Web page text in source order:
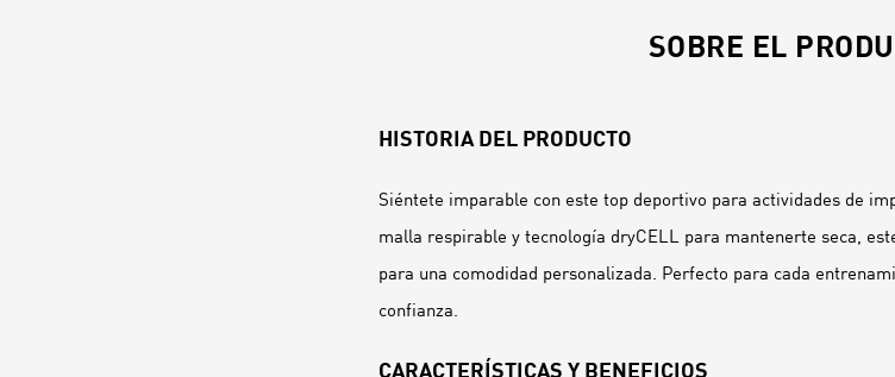
SOBRE EL
HISTORIA DEL PRODUCTO
Siéntete imparable con este top deportivo para actividades de
malla respirable y tecnología dryCELL para mantenerte seca,
para una comodidad personalizada. Perfecto para cada
confianza.
CARACTERÍSTICAS Y BENEFICIOS